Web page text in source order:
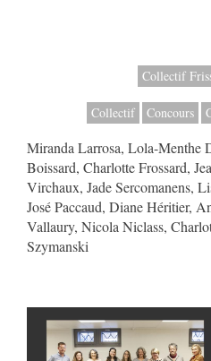
Collectif
Collectif Concours
Miranda Larrosa, Lola-Menthe
Boissard, Charlotte Frossard,
Virchaux, Jade Sercomanens,
José Paccaud, Diane Héritier,
Vallaury, Nicola Niclass,
Szymanski